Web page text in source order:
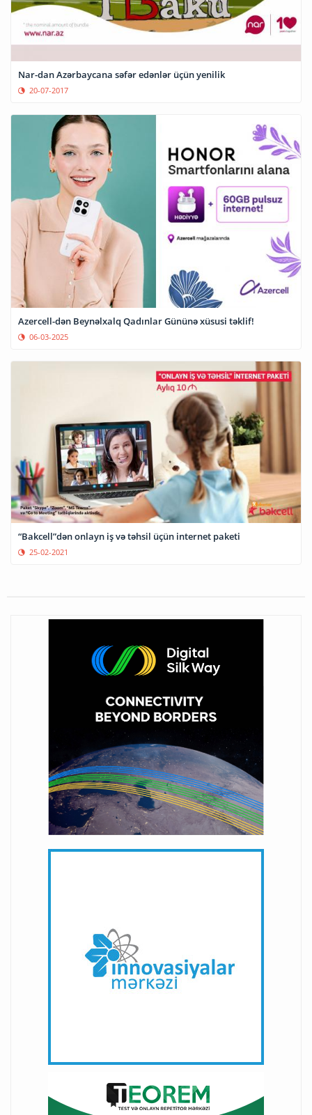
Nar-dan Azərbaycana səfər edənlər üçün yenilik
20-07-2017
Azercell-dən Beynəlxalq Qadınlar Gününə xüsusi təklif!
06-03-2025
“Bakcell”dən onlayn iş və təhsil üçün internet paketi
25-02-2021